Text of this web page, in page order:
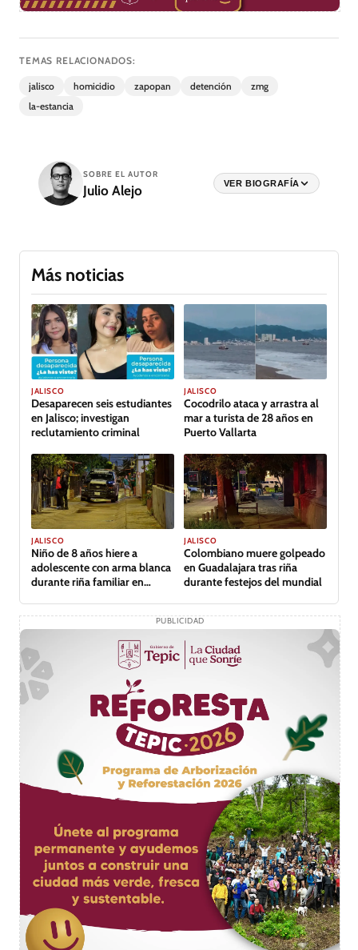
TEMAS RELACIONADOS:
jalisco homicidio zapopan detención
zmg
la-estancia
SOBRE EL AUTOR
Julio Alejo VER BIOGRAFÍA
Más noticias
JALISCO
Desaparecen seis estudiantes
en Jalisco; investigan
reclutamiento criminal
JALISCO
Cocodrilo ataca y arrastra al
mar a turista de 28 años en
Puerto Vallarta
JALISCO
Niño de 8 años hiere a
adolescente con arma blanca
durante riña familiar en
JALISCO
Colombiano muere golpeado
en Guadalajara tras riña
durante festejos del mundial
PUBLICIDAD